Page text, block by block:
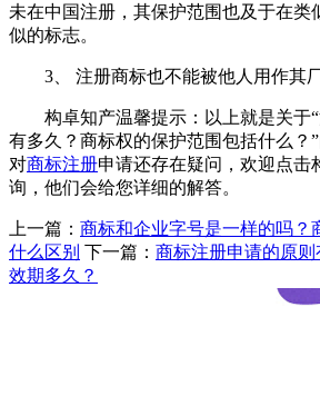
未在中国注册，其保护范围也及于在类
似的标志。
3、 注册商标也不能被他人用作其厂
构卓知产温馨提示：以上就是关于“
有多久？商标权的保护范围包括什么？
对商标注册申请还存在疑问，欢迎点击
询，他们会给您详细的解答。
上一篇： 商标和企业字号是一样的吗？
什么区别 下一篇： 商标注册申请的原
效期多久？